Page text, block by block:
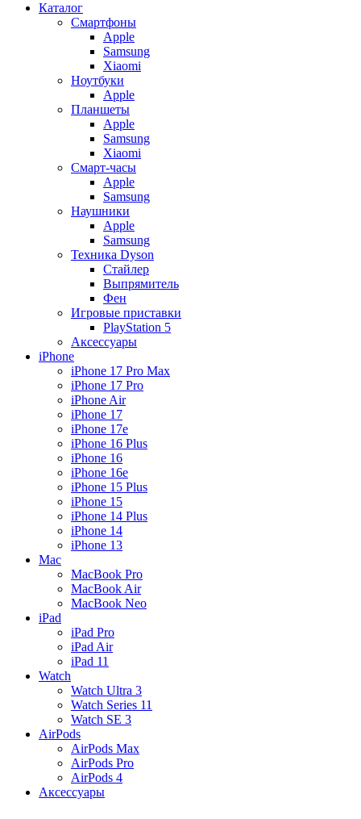
Каталог
Смартфоны
Apple
Samsung
Xiaomi
Ноутбуки
Apple
Планшеты
Apple
Samsung
Xiaomi
Смарт-часы
Apple
Samsung
Наушники
Apple
Samsung
Техника Dyson
Стайлер
Выпрямитель
Фен
Игровые приставки
PlayStation 5
Аксессуары
iPhone
iPhone 17 Pro Max
iPhone 17 Pro
iPhone Air
iPhone 17
iPhone 17e
iPhone 16 Plus
iPhone 16
iPhone 16e
iPhone 15 Plus
iPhone 15
iPhone 14 Plus
iPhone 14
iPhone 13
Mac
MacBook Pro
MacBook Air
MacBook Neo
iPad
iPad Pro
iPad Air
iPad 11
Watch
Watch Ultra 3
Watch Series 11
Watch SE 3
AirPods
AirPods Max
AirPods Pro
AirPods 4
Аксессуары